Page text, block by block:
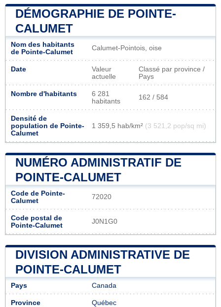
DÉMOGRAPHIE DE POINTE-
CALUMET
Nom des habitants
de Pointe-Calumet
Calumet-Pointois, oise
Date
Valeur
actuelle
Classé par province /
Pays
Nombre d'habitants
6 281
habitants
162 / 584
Densité de
population de Pointe-
Calumet
1 359,5 hab/km² (3 521,2 pop/sq mi)
NUMÉRO ADMINISTRATIF DE
POINTE-CALUMET
Code de Pointe-
Calumet
72020
Code postal de
Pointe-Calumet
J0N1G0
DIVISION ADMINISTRATIVE DE
POINTE-CALUMET
Pays Canada
Province Québec